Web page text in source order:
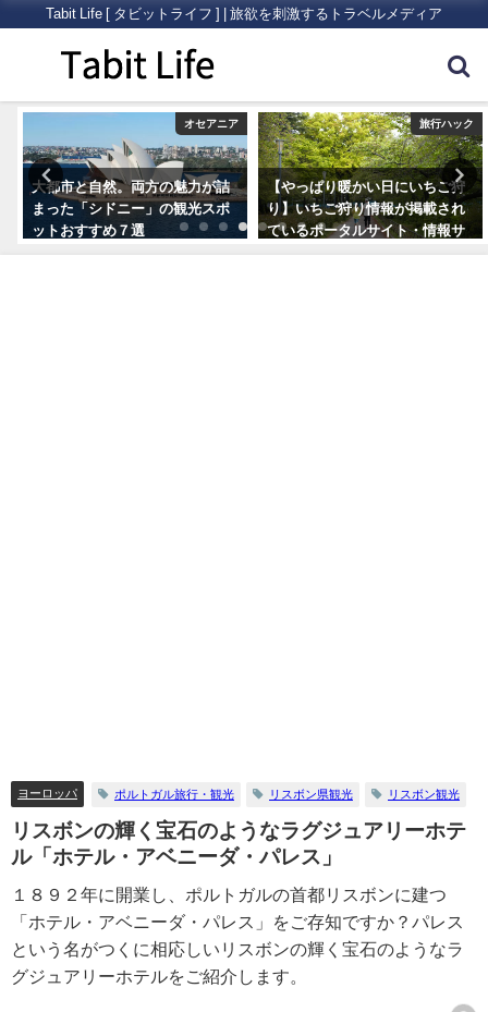
Tabit Life [ タビットライフ ] | 旅欲を刺激するトラベルメディア
オセアニア
大都市と自然。両方の魅力が詰
まった「シドニー」の観光スポ
ットおすすめ７選
旅行ハック
【やっぱり暖かい日にいちご狩
り】いちご狩り情報が掲載され
ているポータルサイト・情報サ
イトまとめ5つ
ヨーロッパ ポルトガル旅行・観光 リスボン県観光 リスボン観光
リスボンの輝く宝石のようなラグジュアリーホテ
ル「ホテル・アベニーダ・パレス」
１８９２年に開業し、ポルトガルの首都リスボンに建つ
「ホテル・アベニーダ・パレス」をご存知ですか？パレス
という名がつくに相応しいリスボンの輝く宝石のようなラ
グジュアリーホテルをご紹介します。